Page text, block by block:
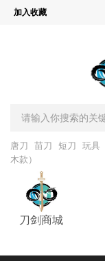
加入收藏
唐刀 苗刀 短刀 玩具
木款）
刀剑商城